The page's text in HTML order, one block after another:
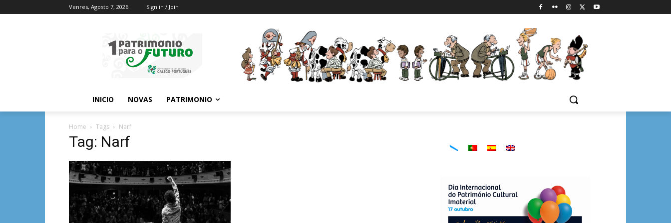
Venres, Agosto 7, 2026 Sign in / Join
INICIO NOVAS PATRIMONIO
Home Tags Narf
Tag: Narf